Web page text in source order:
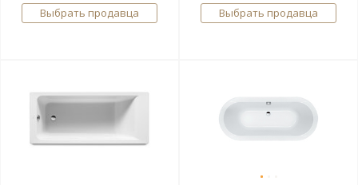
Выбрать продавца Выбрать продавца